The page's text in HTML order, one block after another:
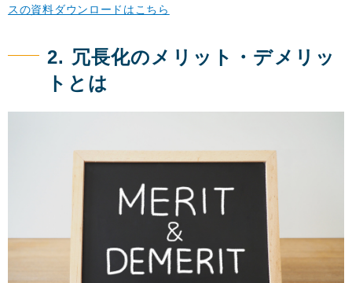
スの資料ダウンロードはこちら
2. 冗長化のメリット・デメリッ
トとは